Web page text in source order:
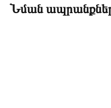
Նման